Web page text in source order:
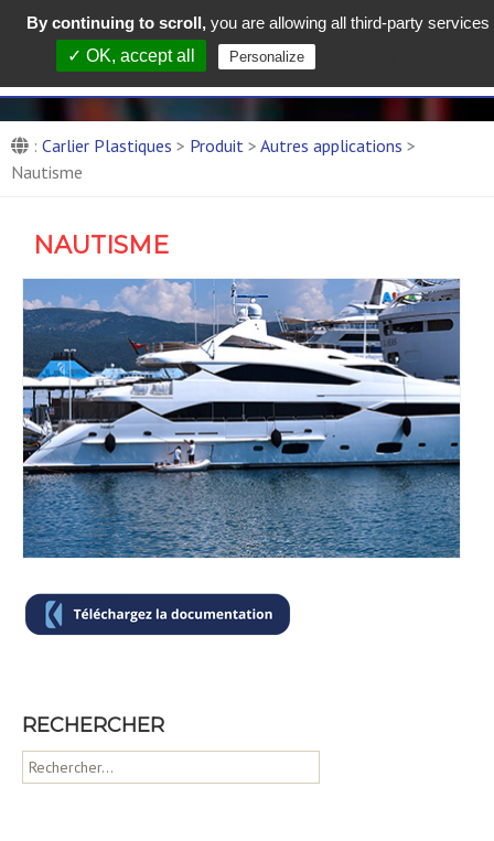
Carlier Plastiques :
Entreprise de production de
pièces composites
Fabricant de panneaux composites
: Carlier Plastiques > Produit > Autres applications >
Nautisme
NAUTISME
RECHERCHER
R
e
By continuing to scroll, you are allowing all third-party services
✓ OK, accept all
Personalize